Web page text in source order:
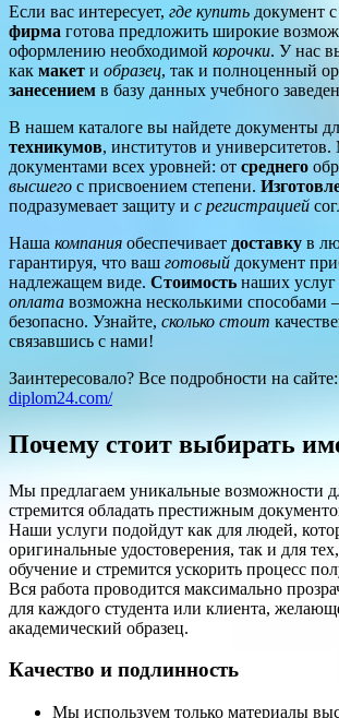
Если вас интересует, где купить документ
фирма готова предложить широкие
оформлению необходимой корочки. У нас
как макет и образец, так и полноценный
занесением в базу данных учебного
В нашем каталоге вы найдете документы
техникумов, институтов и
документами всех уровней: от среднего
высшего с присвоением степени.
подразумевает защиту и с регистрацией
Наша компания обеспечивает доставку в
гарантируя, что ваш готовый документ
надлежащем виде. Стоимость наших услуг
оплата возможна несколькими способами
безопасно. Узнайте, сколько стоит
связавшись с нами!
Заинтересовало? Все подробности на сайте:
diplom24.com/
Почему стоит выбирать
Мы предлагаем уникальные возможности
стремится обладать престижным
Наши услуги подойдут как для людей,
оригинальные удостоверения, так и для
обучение и стремится ускорить процесс
Вся работа проводится максимально
для каждого студента или клиента,
академический образец.
Качество и подлинность
Мы используем только материалы